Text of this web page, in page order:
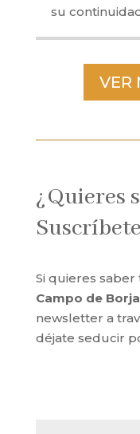
su
VER
¿Quieres
Si quieres saber
Campo de
newsletter a
déjate seducir